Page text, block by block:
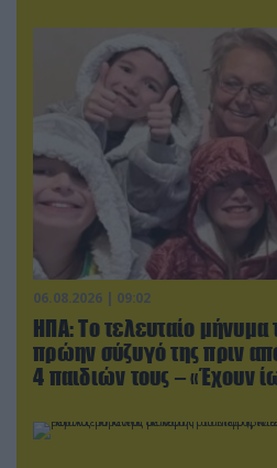
06.08.2026 | 09:02
ΗΠΑ: Το τελευταίο μήνυμα
πρώην σύζυγό της πριν
4 παιδιών τους – «Έχουν